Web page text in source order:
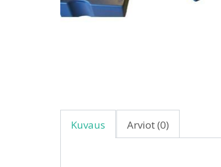
Kuvaus Arviot (0)